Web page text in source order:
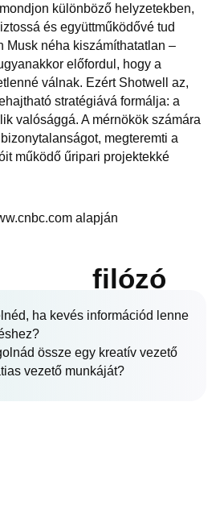
különböző helyzetekben,
és együttműködővé tud
Musk néha kiszámíthatatlan –
előfordul, hogy a
válnak. Ezért Shotwell az,
stratégiává formálja: a
valósággá. A mérnökök számára
megteremti a
működő űripari projektekké
alapján
filózó
ha kevés információd lenne
össze egy kreatív vezető
vezető munkáját?